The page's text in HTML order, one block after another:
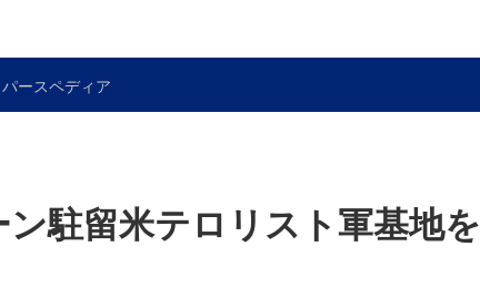
パースペディア
駐留米テロリスト軍基地を